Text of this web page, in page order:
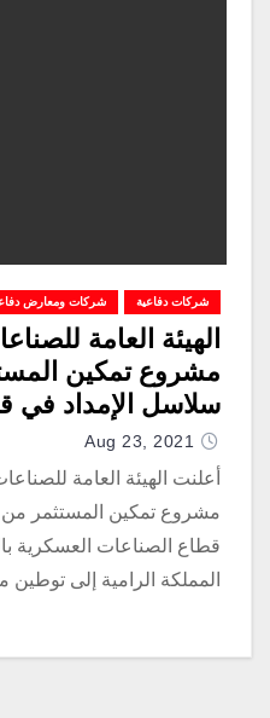
شركات دفاعية شركات ومعارض
الهيئة العامة
مشروع تمكين
سلاسل الإمداد في
العسكرية بالمملكة
Aug 23, 2021
أعلنت الهيئة العامة
مشروع تمكين المستثمر من
قطاع الصناعات العسكرية
المملكة الرامية إلى توطين ما